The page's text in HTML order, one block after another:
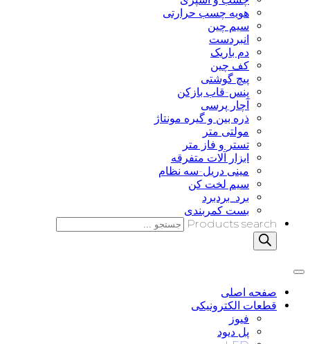
هویه چسب حرارتی
سیم چین
انبردست
دم باریک
کف چین
پیچ گوشتی
پنس-قاب بازکن
آچار پرسی
ذره بین و گیره مونتاژ
مولتی متر
تستر و فاز متر
ابزار آلات متفرقه
مینی دریل-سه نظام
سیم لخت کن
برد_بردبرد
بست کمربندی
Products search
صفحه اصلی
قطعات الکترونیکی
فیوز
پل دیود